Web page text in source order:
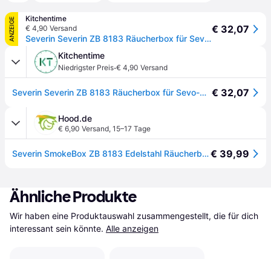
ANZEIGE
Kitchentime
€ 4,90 Versand
Severin Severin ZB 8183 Räucherbox für Sevo-Grills Silber
€ 32,07
Kitchentime
Niedrigster Preis·€ 4,90 Versand
Severin Severin ZB 8183 Räucherbox für Sevo-Grills Silber € 32,07
Hood.de
€ 6,90 Versand, 15–17 Tage
Severin SmokeBox ZB 8183 Edelstahl Räucherbox für Elektrogrills€ 39,99
Ähnliche Produkte
Wir haben eine Produktauswahl zusammengestellt, die für dich
interessant sein könnte. Alle anzeigen